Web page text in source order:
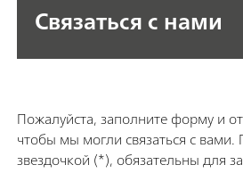
Связаться с нами
Пожалуйста, заполните форму и
чтобы мы могли связаться с
звездочкой (*), обязательны для